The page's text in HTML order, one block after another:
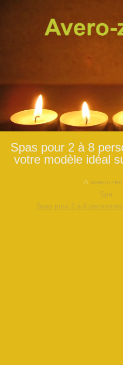
Spas pour 2 à 8
votre modèle idéal
avero-
Spa
Spas pour 2 à 8